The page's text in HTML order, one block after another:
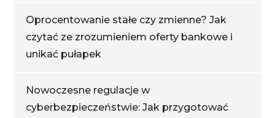
Oprocentowanie stałe czy zmienne? Jak
czytać ze zrozumieniem oferty bankowe i
unikać pułapek
Nowoczesne regulacje w
cyberbezpieczeństwie: Jak przygotować